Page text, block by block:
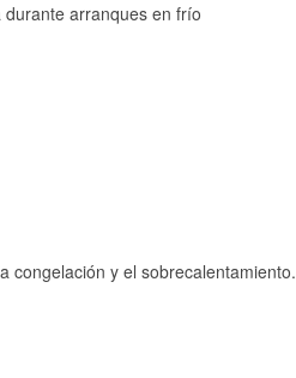
arranques en frío
congelación y el sobrecalentamiento.